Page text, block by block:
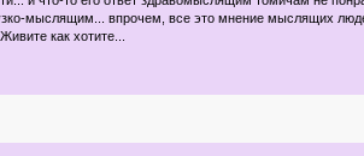
мыслящим... впрочем, все это мнение мыслящих
как хотите...